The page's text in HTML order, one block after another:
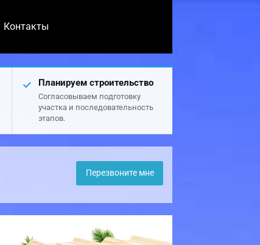
Контакты
Планируем строительство
Согласовываем подготовку
участка и последовательность
этапов.
Перезвоните мне